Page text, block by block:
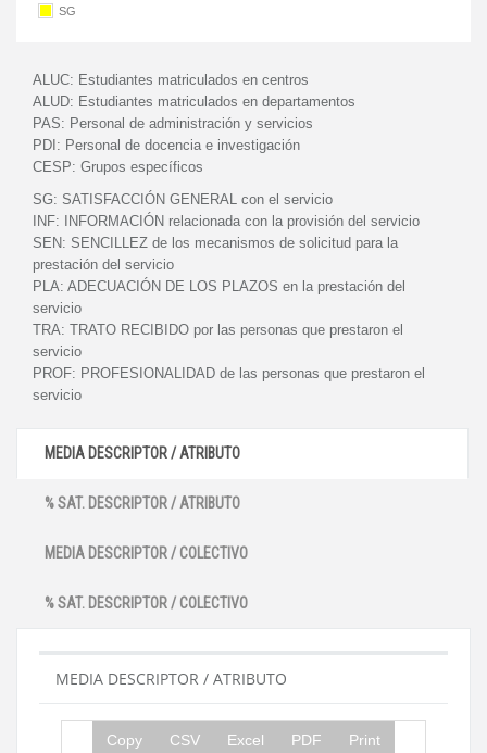
SG
ALUC: Estudiantes matriculados en centros
ALUD: Estudiantes matriculados en departamentos
PAS: Personal de administración y servicios
PDI: Personal de docencia e investigación
CESP: Grupos específicos
SG: SATISFACCIÓN GENERAL con el servicio
INF:
INFORMACIÓN relacionada con la provisión del servicio
SEN: SENCILLEZ de los mecanismos de solicitud para la
prestación del servicio
PLA: ADECUACIÓN DE LOS PLAZOS en la prestación del
servicio
TRA: TRATO RECIBIDO por las personas que prestaron el
servicio
PROF: PROFESIONALIDAD de las personas que prestaron el
servicio
MEDIA DESCRIPTOR / ATRIBUTO
% SAT. DESCRIPTOR / ATRIBUTO
MEDIA DESCRIPTOR / COLECTIVO
% SAT. DESCRIPTOR / COLECTIVO
MEDIA DESCRIPTOR / ATRIBUTO
Copy CSV Excel PDF Print